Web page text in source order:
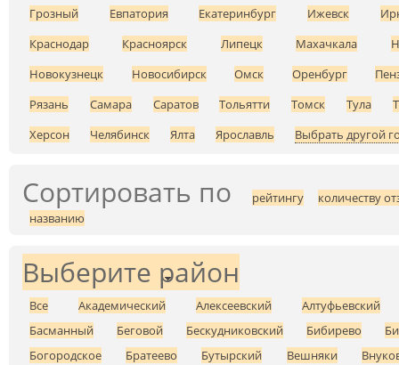
Грозный
Евпатория Екатеринбург Ижевск
Краснодар
Красноярск Липецк Махачкала
Новокузнецк
Новосибирск Омск Оренбург
Рязань
Самара Саратов Тольятти Томск Тула
Херсон
Челябинск Ялта Ярославль Выбрать другой
Сортировать по рейтингу
количеству
названию
Выберите район
Все Академический Алексеевский
Алтуфьевский
Басманный
Беговой Бескудниковский Бибирево
Богородское
Братеево Бутырский Вешняки